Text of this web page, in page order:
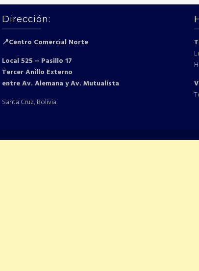
Dirección:
📍Centro Comercial Norte
Local 525 – Pasillo 17
Tercer Anillo Externo
entre Av. Alemana y Av. Mutualista
Santa Cruz, Bolivia